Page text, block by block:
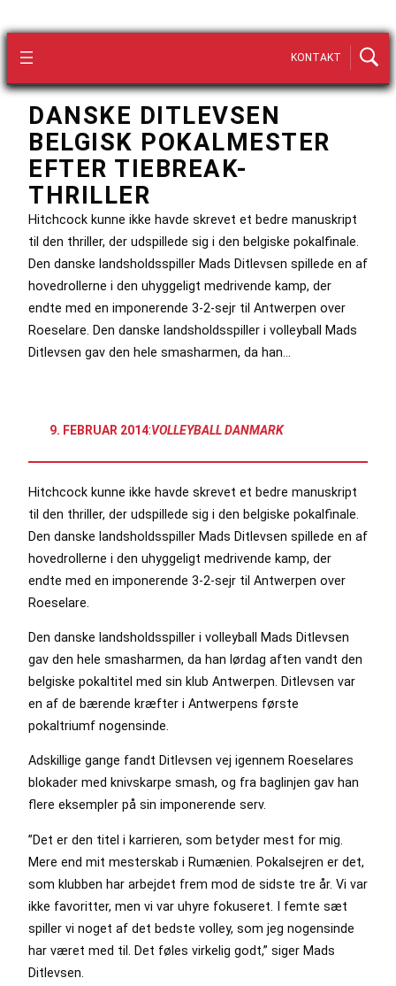
KONTAKT
DANSKE DITLEVSEN
BELGISK POKALMESTER
EFTER TIEBREAK-
THRILLER
Hitchcock kunne ikke havde skrevet et bedre manuskript
til den thriller, der udspillede sig i den belgiske pokalfinale.
Den danske landsholdsspiller Mads Ditlevsen spillede en af
hovedrollerne i den uhyggeligt medrivende kamp, der
endte med en imponerende 3-2-sejr til Antwerpen over
Roeselare. Den danske landsholdsspiller i volleyball Mads
Ditlevsen gav den hele smasharmen, da han…
9. FEBRUAR 2014:VOLLEYBALL DANMARK
Hitchcock kunne ikke havde skrevet et bedre manuskript
til den thriller, der udspillede sig i den belgiske pokalfinale.
Den danske landsholdsspiller Mads Ditlevsen spillede en af
hovedrollerne i den uhyggeligt medrivende kamp, der
endte med en imponerende 3-2-sejr til Antwerpen over
Roeselare.
Den danske landsholdsspiller i volleyball Mads Ditlevsen
gav den hele smasharmen, da han lørdag aften vandt den
belgiske pokaltitel med sin klub Antwerpen. Ditlevsen var
en af de bærende kræfter i Antwerpens første
pokaltriumf nogensinde.
Adskillige gange fandt Ditlevsen vej igennem Roeselares
blokader med knivskarpe smash, og fra baglinjen gav han
flere eksempler på sin imponerende serv.
”Det er den titel i karrieren, som betyder mest for mig.
Mere end mit mesterskab i Rumænien. Pokalsejren er det,
som klubben har arbejdet frem mod de sidste tre år. Vi var
ikke favoritter, men vi var uhyre fokuseret. I femte sæt
spiller vi noget af det bedste volley, som jeg nogensinde
har været med til. Det føles virkelig godt,” siger Mads
Ditlevsen.